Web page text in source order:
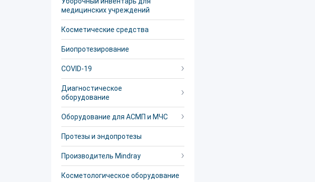
медицинских учреждений
Косметические средства
Биопротезирование
COVID-19
Диагностическое
оборудование
Оборудование для АСМП и МЧС
Протезы и эндопротезы
Производитель Mindray
Косметологическое оборудование